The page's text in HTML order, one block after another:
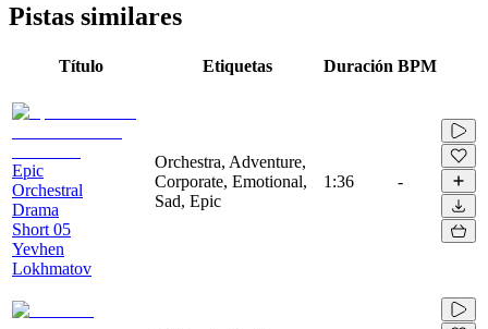
Pistas similares
Título Etiquetas Duración BPM
Epic
Orchestral
Drama
Short 05
Yevhen
Lokhmatov
Orchestra, Adventure,
Corporate, Emotional,
Sad, Epic
1:36 -